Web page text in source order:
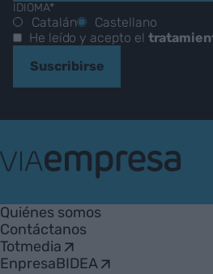
IDIOMA*
Catalán
Castellano
He leído y acepto el
Suscribirse
Empresa
Quiénes somos
Contáctanos
Totmedia
EnpresaBIDEA